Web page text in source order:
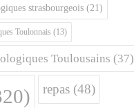
strasbourgeois (21)
Toulonnais (13)
Toulousains (37)
repas (48)